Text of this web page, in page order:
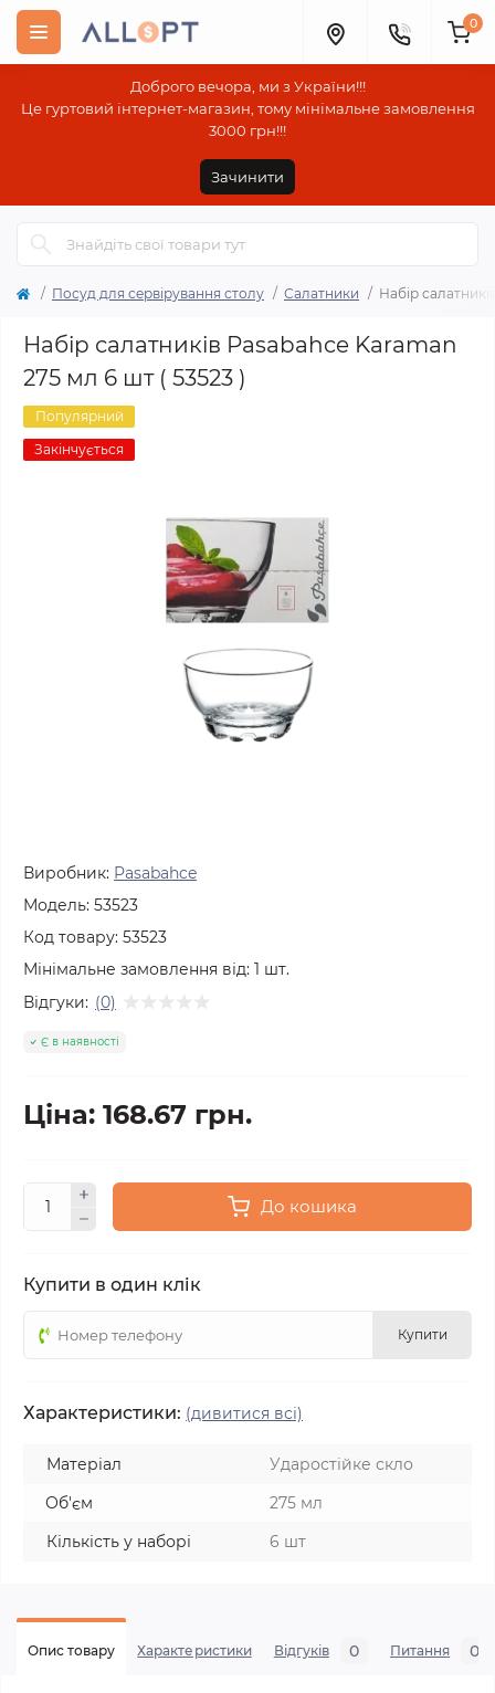
Доброго вечора, ми з України!!!
Це гуртовий інтернет-магазин, тому мінімальне замовлення
3000 грн!!!
Зачинити
0
Посуд для сервірування столу Салатники Набір
Набір салатників Pasabahce Karaman
275 мл 6 шт ( 53523 )
Популярний
Закінчується
Виробник: Pasabahce
Модель: 53523
Код товару: 53523
Мінімальне замовлення від: 1 шт.
Відгуки: (0)
Є в наявності
Ціна: 168.67 грн.
До кошика
Купити в один клік
Купити
Характеристики: (дивитися всі)
Матеріал
Ударостійке скло
Об'єм
275 мл
Кількість у наборі
6 шт
Опис товару Характеристики Відгуків 0 Питання 0